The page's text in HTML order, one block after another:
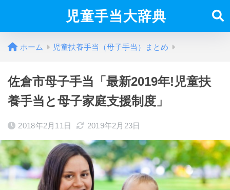
児童手当大辞典
ホーム 児童扶養手当（母子手当）まとめ
佐倉市母子手当「最新2019年!児童扶
養手当と母子家庭支援制度」
2018年2月11日 2019年2月23日